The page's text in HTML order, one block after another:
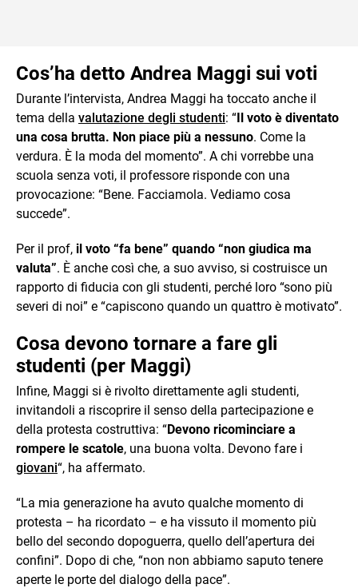
Cos’ha detto Andrea Maggi sui voti
Durante l’intervista, Andrea Maggi ha toccato anche il
tema della valutazione degli studenti: “Il voto è diventato
una cosa brutta. Non piace più a nessuno. Come la
verdura. È la moda del momento”. A chi vorrebbe una
scuola senza voti, il professore risponde con una
provocazione: “Bene. Facciamola. Vediamo cosa
succede”.
Per il prof, il voto “fa bene” quando “non giudica ma
valuta”. È anche così che, a suo avviso, si costruisce un
rapporto di fiducia con gli studenti, perché loro “sono più
severi di noi” e “capiscono quando un quattro è motivato”.
Cosa devono tornare a fare gli
studenti (per Maggi)
Infine, Maggi si è rivolto direttamente agli studenti,
invitandoli a riscoprire il senso della partecipazione e
della protesta costruttiva: “Devono ricominciare a
rompere le scatole, una buona volta. Devono fare i
giovani“, ha affermato.
“La mia generazione ha avuto qualche momento di
protesta – ha ricordato – e ha vissuto il momento più
bello del secondo dopoguerra, quello dell’apertura dei
confini”. Dopo di che, “non non abbiamo saputo tenere
aperte le porte del dialogo della pace”.